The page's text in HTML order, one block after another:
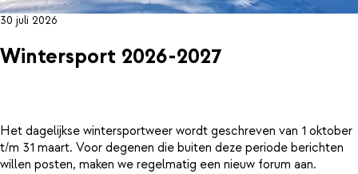
30 juli 2026
Wintersport 2026-2027
Het dagelijkse wintersportweer wordt geschreven van 1 oktober
t/m 31 maart. Voor degenen die buiten deze periode berichten
willen posten, maken we regelmatig een nieuw forum aan.